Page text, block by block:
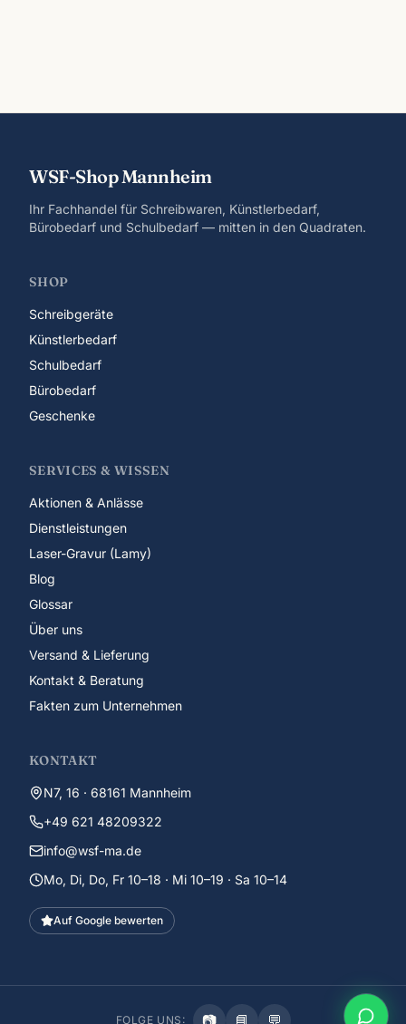
WSF-Shop Mannheim
Ihr Fachhandel für Schreibwaren, Künstlerbedarf,
Bürobedarf und Schulbedarf — mitten in den Quadraten.
SHOP
Schreibgeräte
Künstlerbedarf
Schulbedarf
Bürobedarf
Geschenke
SERVICES & WISSEN
Aktionen & Anlässe
Dienstleistungen
Laser-Gravur (Lamy)
Blog
Glossar
Über uns
Versand & Lieferung
Kontakt & Beratung
Fakten zum Unternehmen
KONTAKT
N7, 16 · 68161 Mannheim
+49 621 48209322
info@wsf-ma.de
Mo, Di, Do, Fr 10–18 · Mi 10–19 · Sa 10–14
Auf Google bewerten
FOLGE UNS: